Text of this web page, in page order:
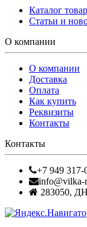
Каталог
Статьи и
О компании
О компании
Доставка
Оплата
Как купить
Реквизиты
Контакты
Контакты
+7 949 317-
info@vilka-
283050,